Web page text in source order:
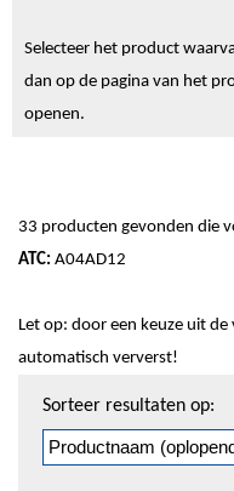
Selecteer het product
dan op de pagina van het
openen.
33 producten gevonden die
ATC: A04AD12
Let op: door een keuze uit
automatisch ververst!
pagineren
Sorteer resultaten op: